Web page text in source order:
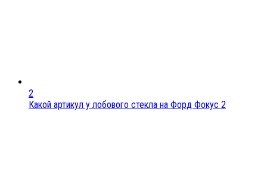
2
Какой артикул у лобового стекла на Форд Фокус 2